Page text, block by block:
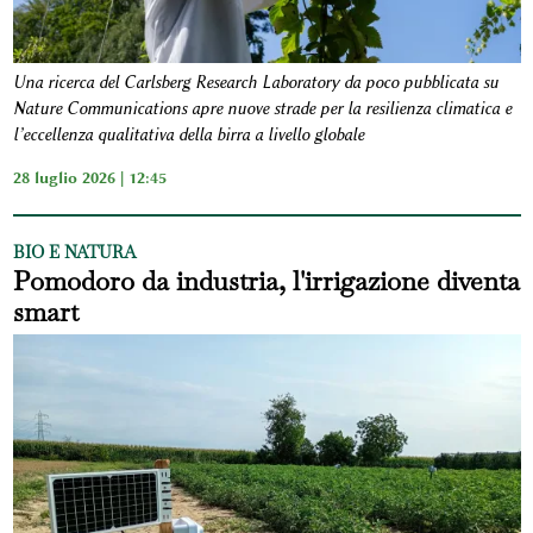
Una ricerca del Carlsberg Research Laboratory da poco pubblicata su
Nature Communications apre nuove strade per la resilienza climatica e
l’eccellenza qualitativa della birra a livello globale
28 luglio 2026 | 12:45
BIO E NATURA
Pomodoro da industria, l'irrigazione diventa
smart